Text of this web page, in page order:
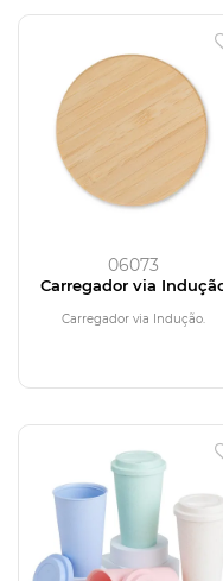
06073
Carregador via
Carregador via Indução.